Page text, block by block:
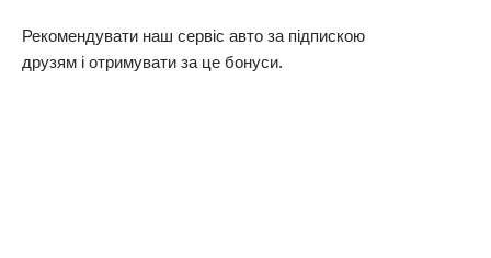
Рекомендувати наш сервіс авто за підпискою
друзям і отримувати за це бонуси.